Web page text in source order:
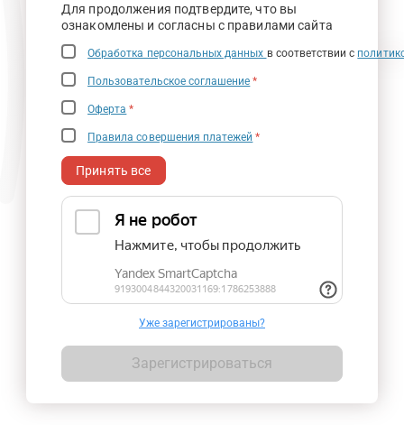
Для продолжения подтвердите, что вы
ознакомлены и согласны с правилами сайта
Обработка персональных данных в соответствии с
Пользовательское соглашение *
Оферта *
Правила совершения платежей *
Принять все
Уже зарегистрированы?
Зарегистрироваться